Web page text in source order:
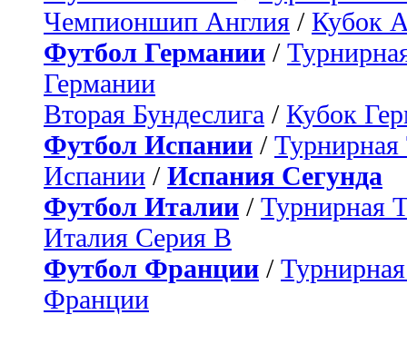
Чемпионшип Англия / Кубок
Футбол Германии /
Германии
Вторая Бундеслига / Кубок
Футбол Испании / Турнирная
Испании / Испания Сегунда
Футбол Италии / Турнирная
Италия Серия B
Футбол Франции /
Франции